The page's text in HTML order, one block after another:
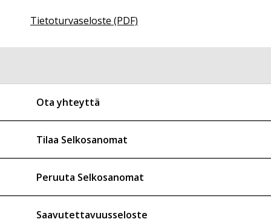
Tietoturvaseloste (PDF)
Ota yhteyttä
Tilaa Selkosanomat
Peruuta Selkosanomat
Saavutettavuusseloste